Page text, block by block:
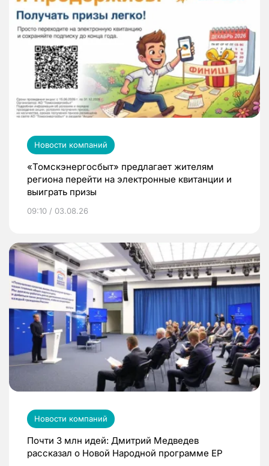
Новости компаний
«Томскэнергосбыт» предлагает жителям
региона перейти на электронные квитанции и
выиграть призы
09:10 / 03.08.26
Новости компаний
Почти 3 млн идей: Дмитрий Медведев
рассказал о Новой Народной программе ЕР